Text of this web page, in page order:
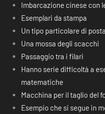
Imbarcazione cinese con
Esemplari da stampa
Un tipo particolare di
Una mossa degli scacchi
Passaggio tra i filari
Hanno serie difficoltà a
matematiche
Macchina per il taglio del
Esempio che si segue in